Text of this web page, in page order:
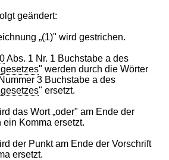
geändert:
„(1)" wird gestrichen.
Abs. 1 Nr. 1 Buchstabe a des
" werden durch die Wörter
3 Buchstabe a des
" ersetzt.
das Wort „oder" am Ende der
ein Komma ersetzt.
der Punkt am Ende der Vorschrift
ersetzt.